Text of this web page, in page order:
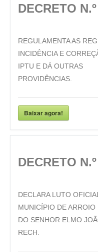
DECRETO
REGULAMENTA AS
INCIDÊNCIA E
IPTU E DÁ OUTRAS
PROVIDÊNCIAS.
Baixar agora!
DECRETO
DECLARA LUTO
MUNICÍPIO DE
DO SENHOR ELMO
RECH.